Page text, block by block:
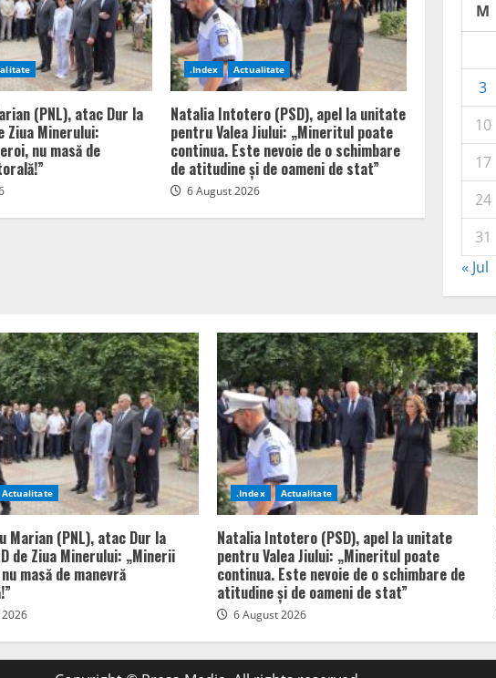
(PNL), atac Dur la
Ziua Minerului:
nu masă de
.Index Actualitate
Natalia Intotero (PSD), apel la unitate
pentru Valea Jiului: „Mineritul poate
continua. Este nevoie de o schimbare
de atitudine și de oameni de stat”
6 August 2026
M
3
10
17
24
31
« Jul
Actualitate
Marian (PNL), atac Dur la
de Ziua Minerului: „Minerii
masă de manevră
.Index Actualitate
Natalia Intotero (PSD), apel la unitate
pentru Valea Jiului: „Mineritul poate
continua. Este nevoie de o schimbare de
atitudine și de oameni de stat”
6 August 2026